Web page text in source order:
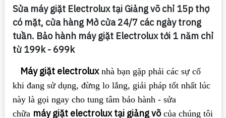
Sửa máy giặt Electrolux tại Giảng võ chỉ 15p thợ
có mặt, cửa hàng Mở cửa 24/7 các ngày trong
tuần. Bảo hành máy giặt Electrolux tới 1 năm chỉ
từ 199k - 699k
Máy giặt electroluxnhà bạn gặp phải các sự cố
khi đang sử dụng, đừng lo lắng, giải pháp tốt nhất lúc
này là gọi ngay cho tung tâm bảo hành - sửa
chữa máy giặt electrolux tại giảng võcủa chúng tôi